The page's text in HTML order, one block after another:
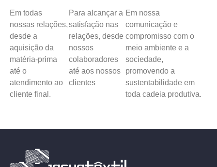
Em todas
nossas relações,
desde a
aquisição da
matéria-prima
até o
atendimento ao
cliente final.
Para alcançar a
satisfação nas
relações, desde
nossos
colaboradores
até aos nossos
clientes
Em nossa
comunicação e
compromisso com o
meio ambiente e a
sociedade,
promovendo a
sustentabilidade em
toda cadeia produtiva.